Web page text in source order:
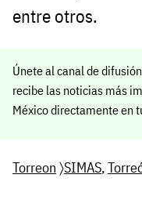
entre otros.
Únete al canal de
recibe las noticias más
México directamente en
Torreon 〉SIMAS,